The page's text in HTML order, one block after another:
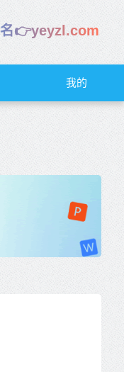
名👉yeyzl.com
我的